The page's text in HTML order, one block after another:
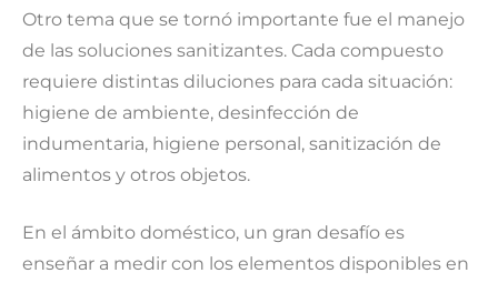
Otro tema que se tornó importante fue el manejo
de las soluciones sanitizantes. Cada compuesto
requiere distintas diluciones para cada situación:
higiene de ambiente, desinfección de
indumentaria, higiene personal, sanitización de
alimentos y otros objetos.
En el ámbito doméstico, un gran desafío es
enseñar a medir con los elementos disponibles en